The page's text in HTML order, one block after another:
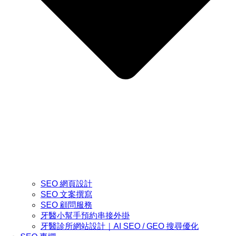
SEO 網頁設計
SEO 文案撰寫
SEO 顧問服務
牙醫小幫手預約串接外掛
牙醫診所網站設計｜AI SEO / GEO 搜尋優化